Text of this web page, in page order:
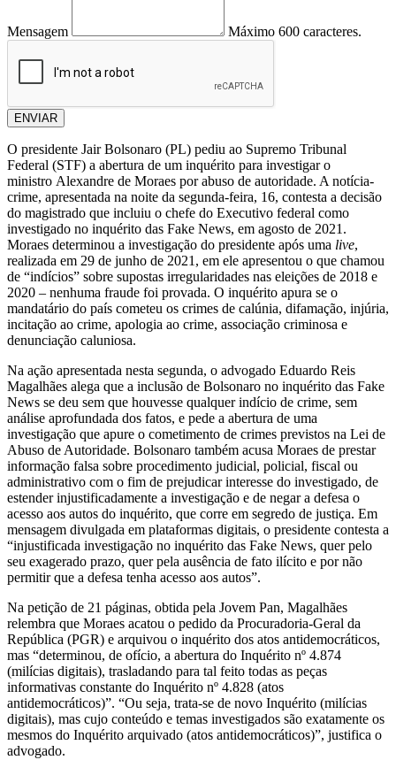
Mensagem Máximo 600 caracteres.
ENVIAR
O presidente Jair Bolsonaro (PL) pediu ao Supremo Tribunal
Federal (STF) a abertura de um inquérito para investigar o
ministro Alexandre de Moraes por abuso de autoridade. A notícia-
crime, apresentada na noite da segunda-feira, 16, contesta a decisão
do magistrado que incluiu o chefe do Executivo federal como
investigado no inquérito das Fake News, em agosto de 2021.
Moraes determinou a investigação do presidente após uma live,
realizada em 29 de junho de 2021, em ele apresentou o que chamou
de “indícios” sobre supostas irregularidades nas eleições de 2018 e
2020 – nenhuma fraude foi provada. O inquérito apura se o
mandatário do país cometeu os crimes de calúnia, difamação, injúria,
incitação ao crime, apologia ao crime, associação criminosa e
denunciação caluniosa.
Na ação apresentada nesta segunda, o advogado Eduardo Reis
Magalhães alega que a inclusão de Bolsonaro no inquérito das Fake
News se deu sem que houvesse qualquer indício de crime, sem
análise aprofundada dos fatos, e pede a abertura de uma
investigação que apure o cometimento de crimes previstos na Lei de
Abuso de Autoridade. Bolsonaro também acusa Moraes de prestar
informação falsa sobre procedimento judicial, policial, fiscal ou
administrativo com o fim de prejudicar interesse do investigado, de
estender injustificadamente a investigação e de negar a defesa o
acesso aos autos do inquérito, que corre em segredo de justiça. Em
mensagem divulgada em plataformas digitais, o presidente contesta a
“injustificada investigação no inquérito das Fake News, quer pelo
seu exagerado prazo, quer pela ausência de fato ilícito e por não
permitir que a defesa tenha acesso aos autos”.
Na petição de 21 páginas, obtida pela Jovem Pan, Magalhães
relembra que Moraes acatou o pedido da Procuradoria-Geral da
República (PGR) e arquivou o inquérito dos atos antidemocráticos,
mas “determinou, de ofício, a abertura do Inquérito nº 4.874
(milícias digitais), trasladando para tal feito todas as peças
informativas constante do Inquérito nº 4.828 (atos
antidemocráticos)”. “Ou seja, trata-se de novo Inquérito (milícias
digitais), mas cujo conteúdo e temas investigados são exatamente os
mesmos do Inquérito arquivado (atos antidemocráticos)”, justifica o
advogado.